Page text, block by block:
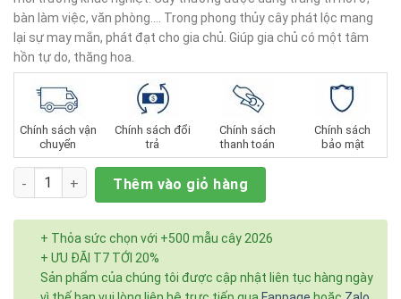
bàn làm việc, văn phòng…. Trong phong thủy cây phát lộc mang
lại sự may mắn, phát đạt cho gia chủ. Giúp gia chủ có một tâm
hồn tự do, thăng hoa.
Chính sách vận
chuyển
Chính sách đổi
trả
Chính sách
thanh toán
Chính sách
bảo mật
Số lượng Thêm vào giỏ hàng
+ Thỏa sức chọn với +500 mẫu cây 2026
+ ƯU ĐÃI T7 TỚI 20%
Sản phẩm của chúng tôi được cập nhật liên tục hàng ngày